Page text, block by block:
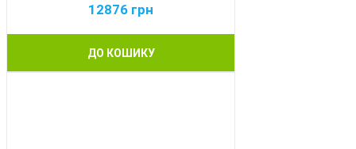
12876 грн
ДО КОШИКУ